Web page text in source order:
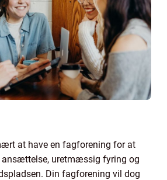
at have en fagforening for at
ansættelse, uretmæssig fyring og
Din fagforening vil dog